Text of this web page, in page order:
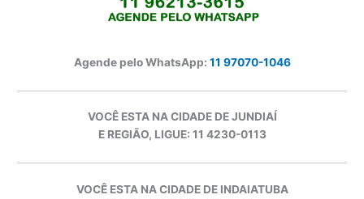
Agende pelo WhatsApp: 11 97070-1046
VOCÊ ESTA NA CIDADE DE JUNDIAÍ
E REGIÃO, LIGUE: 11 4230-0113
VOCÊ ESTA NA CIDADE DE INDAIATUBA